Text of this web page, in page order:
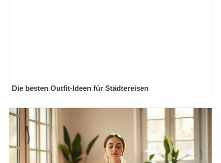
Die besten Outfit-Ideen für Städtereisen